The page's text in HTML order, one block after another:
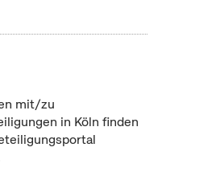
mit/zu
in Köln finden